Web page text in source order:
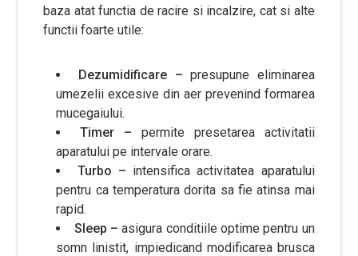
baza atat functia de racire si incalzire, cat si alte
functii foarte utile:
Dezumidificare –presupune eliminarea
umezelii excesive din aer prevenind formarea
mucegaiului.
Timer – permite presetarea activitatii
aparatului pe intervale orare.
Turbo – intensifica activitatea aparatului
pentru ca temperatura dorita sa fie atinsa mai
rapid.
Sleep –asigura conditiile optime pentru un
somn linistit, impiedicand modificarea brusca